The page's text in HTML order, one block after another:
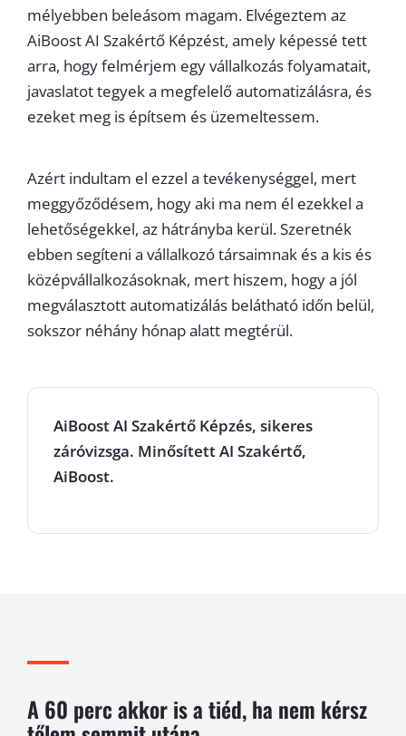
mélyebben beleásom magam. Elvégeztem az
AiBoost AI Szakértő Képzést, amely képessé tett
arra, hogy felmérjem egy vállalkozás folyamatait,
javaslatot tegyek a megfelelő automatizálásra, és
ezeket meg is építsem és üzemeltessem.
Azért indultam el ezzel a tevékenységgel, mert
meggyőződésem, hogy aki ma nem él ezekkel a
lehetőségekkel, az hátrányba kerül. Szeretnék
ebben segíteni a vállalkozó társaimnak és a kis és
középvállalkozásoknak, mert hiszem, hogy a jól
megválasztott automatizálás belátható időn belül,
sokszor néhány hónap alatt megtérül.
AiBoost AI Szakértő Képzés, sikeres
záróvizsga. Minősített AI Szakértő,
AiBoost.
A 60 perc akkor is a tiéd, ha nem kérsz